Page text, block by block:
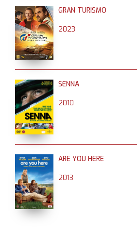
GRAN TURISMO
2023
SENNA
2010
ARE YOU HERE
2013